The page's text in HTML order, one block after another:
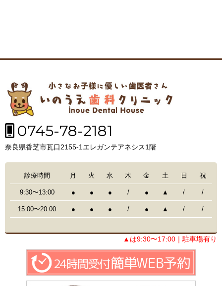
0745-78-2181
奈良県香芝市瓦口2155-1エレガンテアネシス1階
診療時間 月 火 水 木 金 土 日 祝
9:30〜13:00 ● ● ● / ● ▲ / /
15:00〜20:00 ● ● ● / ● ▲ / /
▲は9:30〜17:00｜駐車場有り